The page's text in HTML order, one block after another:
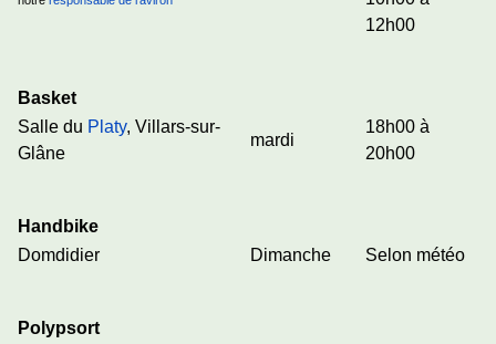
12h00
Basket
Salle du Platy, Villars-sur-
Glâne
mardi
18h00 à
20h00
Handbike
Domdidier
Dimanche Selon météo
Polypsort